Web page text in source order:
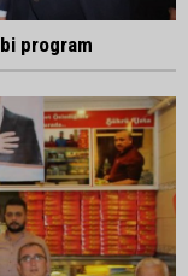
program